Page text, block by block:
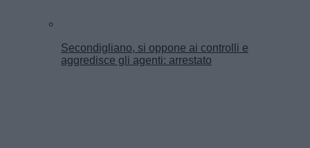
Secondigliano, si oppone ai controlli e
aggredisce gli agenti: arrestato